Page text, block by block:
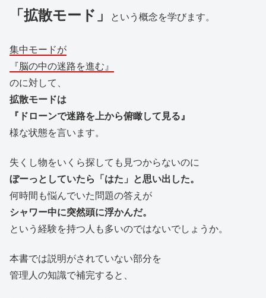
「拡散モード」 という概念を学びます。
集中モードが
『脳の中の迷路を進む』
のに対して、
拡散モードは
『ドローンで迷路を上から俯瞰して見る』
様な状態を言います。
失くし物をいくら探しても見つからないのに
ぼーっとしていたら「はた」と思い出した。
何時間も悩んでいた問題の答えが
シャワー中に突然頭に浮かんだ。
という経験を持つ人も多いのではないでしょうか。
本書では説明がされていない部分を
管理人の知識で補完すると、